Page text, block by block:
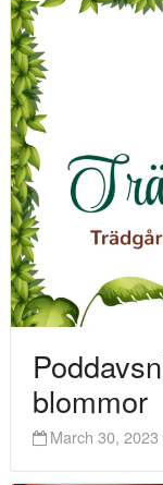
blommor
March 30, 2023